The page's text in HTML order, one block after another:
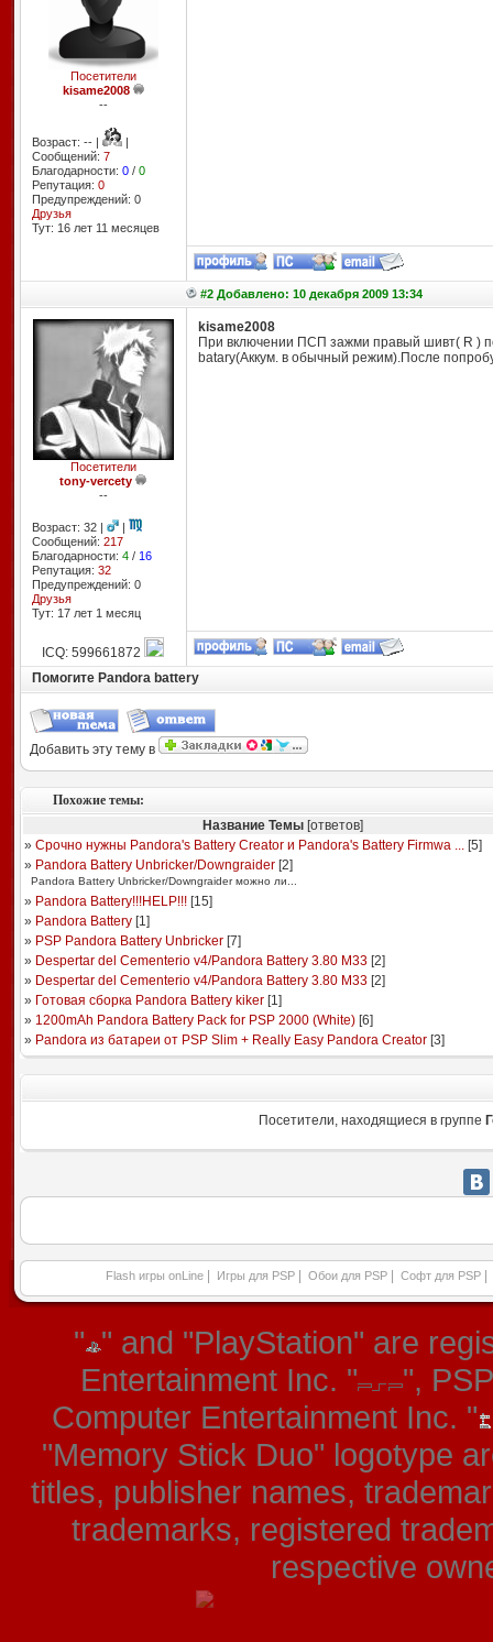
Посетители
kisame2008
--
Возраст: -- |
|
Сообщений: 7
Благодарности: 0/ 0
Репутация: 0
Предупреждений: 0
Друзья
Тут: 16 лет 11 месяцев
#2 Добавлено: 10 декабря 2009 13:34
Посетители
tony-vercety
--
Возраст: 32 |
|
Сообщений: 217
Благодарности: 4/ 16
Репутация: 32
Предупреждений: 0
Друзья
Тут: 17 лет 1 месяц
kisame2008
При включении ПСП зажми правый шивт( R )
batary(Аккум. в обычный режим).После
ICQ: 599661872
Помогите Pandora battery
Добавить эту тему в
Похожие темы:
Название Темы[ответов]
» Срочно нужны Pandora's Battery Creator и Pandora's Battery Firmwa ...[5]
» Pandora Battery Unbricker/Downgraider[2]
Pandora Battery Unbricker/Downgraider можно ли...
» Pandora Battery!!!HELP!!![15]
» Pandora Battery[1]
» PSP Pandora Battery Unbricker[7]
» Despertar del Cementerio v4/Pandora Battery 3.80 M33[2]
» Despertar del Cementerio v4/Pandora Battery 3.80 M33[2]
» Готовая сборка Pandora Battery kiker[1]
» 1200mAh Pandora Battery Pack for PSP 2000 (White)[6]
» Pandora из батареи от PSP Slim + Really Easy Pandora Creator[3]
Посетители, находящиеся в группе
Flash игры onLine Игры для PSP Обои для PSP Софт для PSP
" " and "PlayStation" are
Entertainment Inc. "
",
Computer Entertainment Inc. "
"Memory Stick Duo" logotype
titles, publisher names,
trademarks, registered
respective